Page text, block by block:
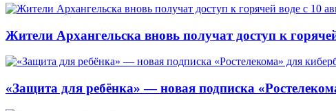
Жители Архангельска вновь получат доступ к горячей
«Защита для ребёнка» — новая подписка